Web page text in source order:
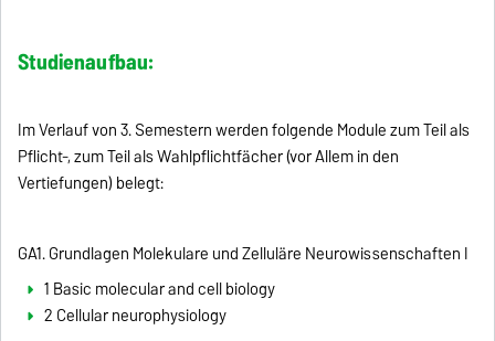
Studienaufbau:
Im Verlauf von 3. Semestern werden folgende Module zum Teil als
Pflicht-, zum Teil als Wahlpflichtfächer (vor Allem in den
Vertiefungen) belegt:
GA1. Grundlagen Molekulare und Zelluläre Neurowissenschaften I
1 Basic molecular and cell biology
2 Cellular neurophysiology